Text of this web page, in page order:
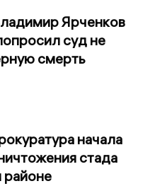
Ярченков
суд не
смерть
начала
стада
районе